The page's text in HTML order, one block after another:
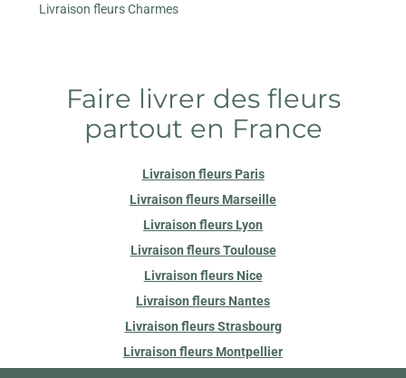
Livraison fleurs Charmes
Faire livrer des fleurs
partout en France
Livraison fleurs Paris
Livraison fleurs Marseille
Livraison fleurs Lyon
Livraison fleurs Toulouse
Livraison fleurs Nice
Livraison fleurs Nantes
Livraison fleurs Strasbourg
Livraison fleurs Montpellier